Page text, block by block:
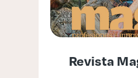
Revista